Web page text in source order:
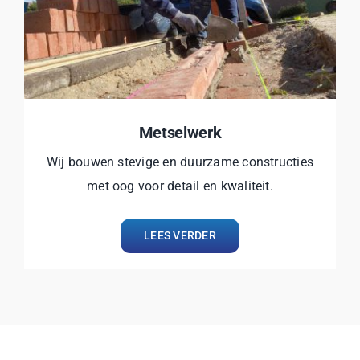
Metselwerk
Wij bouwen stevige en duurzame constructies
met oog voor detail en kwaliteit.
LEES VERDER